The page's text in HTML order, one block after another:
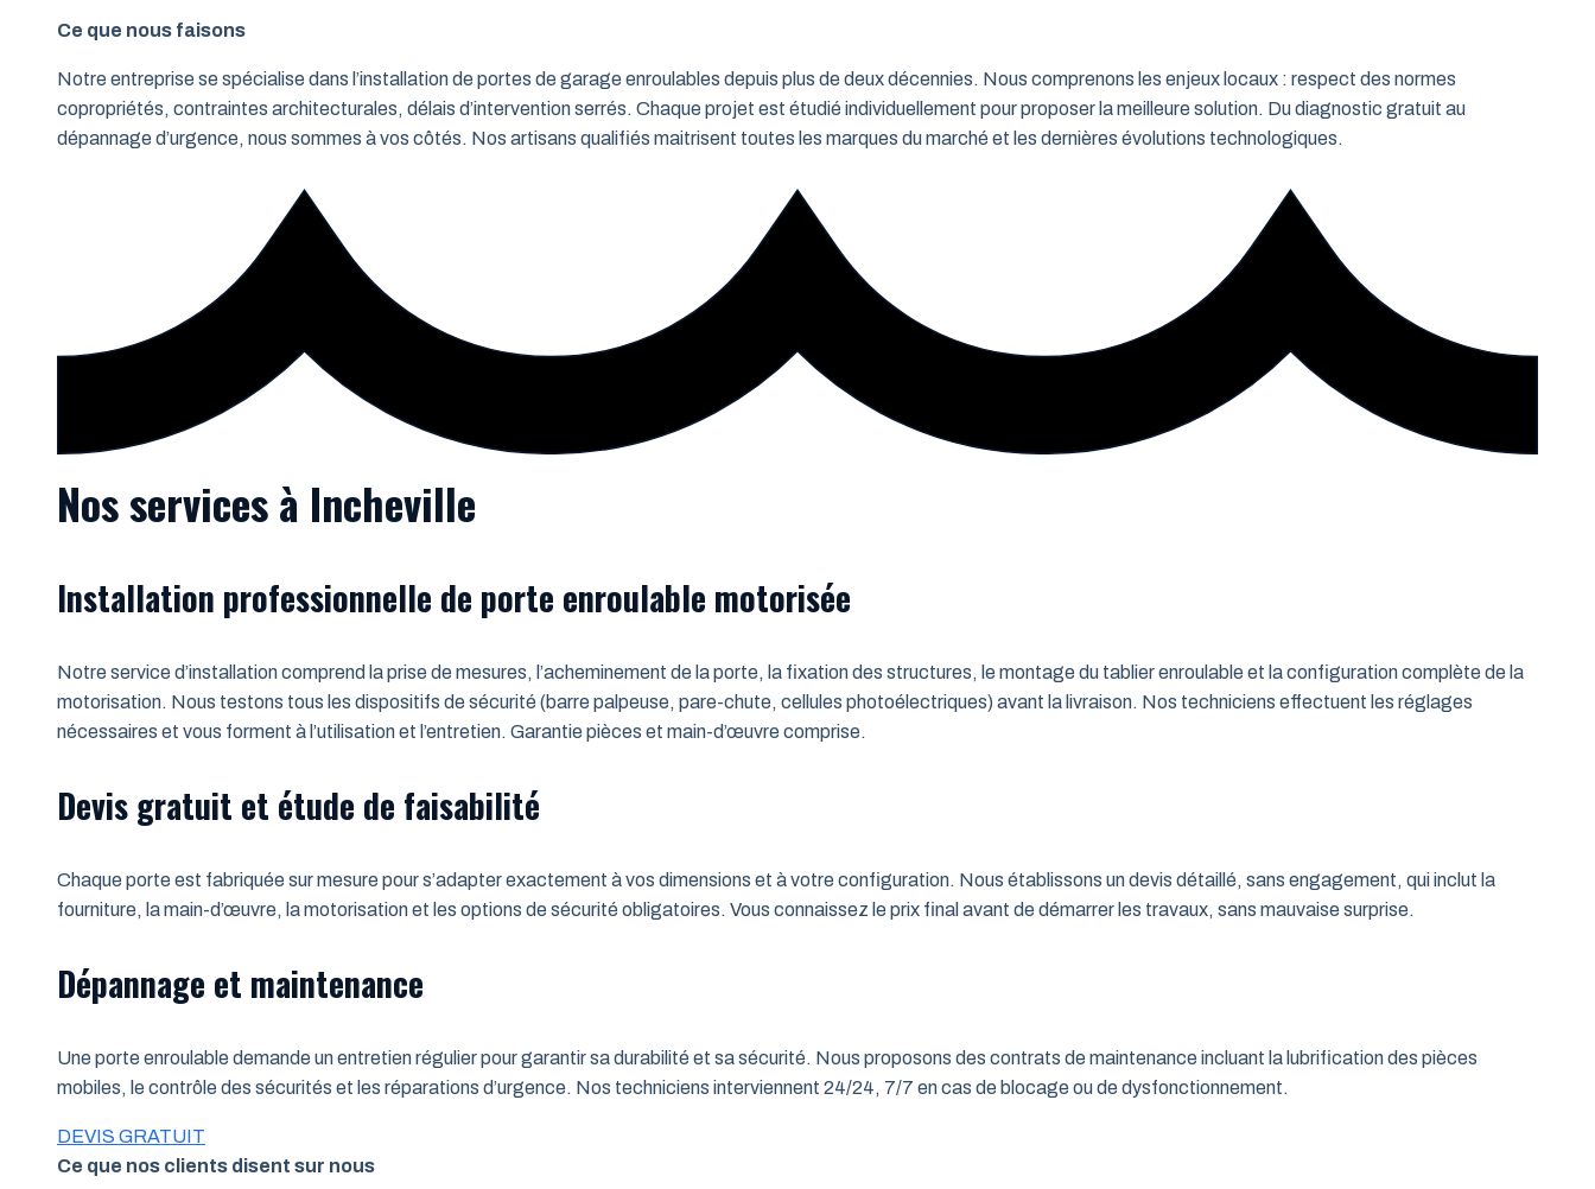
Ce que nous faisons
Notre entreprise se spécialise dans l’installation de portes de garage enroulables depuis plus de deux décennies. Nous comprenons les enjeux locaux : respect des normes
copropriétés, contraintes architecturales, délais d’intervention serrés. Chaque projet est étudié individuellement pour proposer la meilleure solution. Du diagnostic gratuit au
dépannage d’urgence, nous sommes à vos côtés. Nos artisans qualifiés maitrisent toutes les marques du marché et les dernières évolutions technologiques.
Nos services à Incheville
Installation professionnelle de porte enroulable motorisée
Notre service d’installation comprend la prise de mesures, l’acheminement de la porte, la fixation des structures, le montage du tablier enroulable et la configuration complète de la
motorisation. Nous testons tous les dispositifs de sécurité (barre palpeuse, pare-chute, cellules photoélectriques) avant la livraison. Nos techniciens effectuent les réglages
nécessaires et vous forment à l’utilisation et l’entretien. Garantie pièces et main-d’œuvre comprise.
Devis gratuit et étude de faisabilité
Chaque porte est fabriquée sur mesure pour s’adapter exactement à vos dimensions et à votre configuration. Nous établissons un devis détaillé, sans engagement, qui inclut la
fourniture, la main-d’œuvre, la motorisation et les options de sécurité obligatoires. Vous connaissez le prix final avant de démarrer les travaux, sans mauvaise surprise.
Dépannage et maintenance
Une porte enroulable demande un entretien régulier pour garantir sa durabilité et sa sécurité. Nous proposons des contrats de maintenance incluant la lubrification des pièces
mobiles, le contrôle des sécurités et les réparations d’urgence. Nos techniciens interviennent 24/24, 7/7 en cas de blocage ou de dysfonctionnement.
DEVIS GRATUIT
Ce que nos clients disent sur nous